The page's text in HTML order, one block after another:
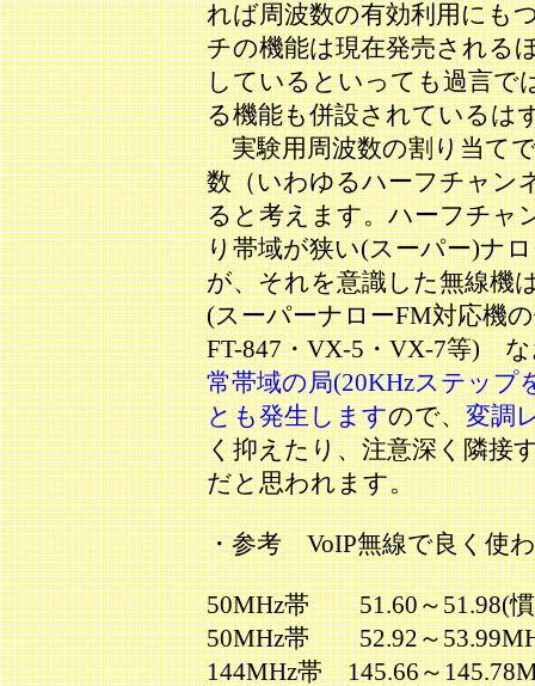
れば周波数の有効利用にも
チの機能は現在発売される
しているといっても過言で
る機能も併設されているは
実験用周波数の割り当てで
数（いわゆるハーフチャン
ると考えます。ハーフチャ
り帯域が狭い(スーパー)ナ
が、それを意識した無線機
(スーパーナローFM対応機の
FT-847・VX-5・VX-7等)
常帯域の局(20KHzステップ
とも発生しますので、変調
く抑えたり、注意深く隣接
だと思われます。
・参考 VoIP無線で良く使
50MHz帯 51.60～51.98(
50MHz帯 52.92～
144MHz帯 145.66～